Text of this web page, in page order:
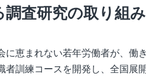
査研究の取り組み
恵まれない若年労働者が、働き
者訓練コースを開発し、全国展開